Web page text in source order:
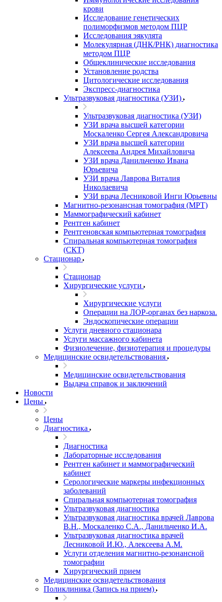
крови
Исследование генетических
полиморфизмов методом ПЦР
Исследования эякулята
Молекулярная (ДНК/РНК) диагностика
методом ПЦР
Общеклинические исследования
Установление родства
Цитологические исследования
Экспресс-диагностика
Ультразвуковая диагностика (УЗИ)
Ультразвуковая диагностика (УЗИ)
УЗИ врача высшей категории
Москаленко Сергея Александровича
УЗИ врача высшей категории
Алексеева Андрея Михайловича
УЗИ врача Данильченко Ивана
Юрьевича
УЗИ врача Лаврова Виталия
Николаевича
УЗИ врача Лесниковой Инги Юрьевны
Магнитно-резонансная томография (МРТ)
Маммографический кабинет
Рентген кабинет
Рентгеновская компьютерная томография
Спиральная компьютерная томография
(СКТ)
Стационар
Стационар
Хирургические услуги
Хирургические услуги
Операции на ЛОР-органах без наркоза.
Эндоскопические операции
Услуги дневного стационара
Услуги массажного кабинета
Физиолечение, физиотерапия и процедуры
Медицинские освидетельствования
Медицинские освидетельствования
Выдача справок и заключений
Новости
Цены
Цены
Диагностика
Диагностика
Лабораторные исследования
Рентген кабинет и маммографический
кабинет
Серологические маркеры инфекционных
заболеваний
Спиральная компьютерная томография
Ультразвуковая диагностика
Ультразвуковая диагностика врачей Лаврова
В.Н., Москаленко С.А., Данильченко И.А.
Ультразвуковая диагностика врачей
Лесниковой И.Ю., Алексеева А.М.
Услуги отделения магнитно-резонансной
томографии
Хирургический прием
Медицинские освидетельствования
Поликлиника (Запись на прием)